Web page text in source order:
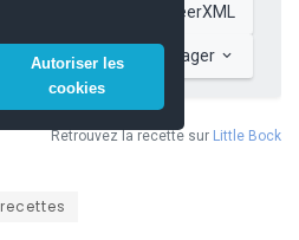
recettes